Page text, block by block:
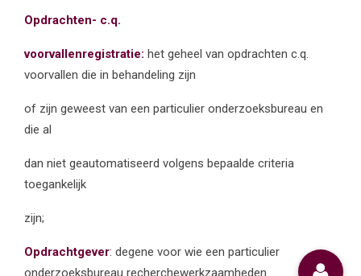
Opdrachten- c.q.
voorvallenregistratie: het geheel van opdrachten c.q.
voorvallen die in behandeling zijn
of zijn geweest van een particulier onderzoeksbureau en
die al
dan niet geautomatiseerd volgens bepaalde criteria
toegankelijk
zijn;
Opdrachtgever: degene voor wie een particulier
onderzoeksbureau recherchewerkzaamheden